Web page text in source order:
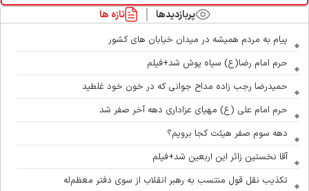
پربازدیدها تازه ها
پیام به مردم همیشه در میدان خیابان های کشور
حرم امام رضا(ع) سیاه پوش شد+فیلم
حمیدرضا رجب زاده مداح جوانی که در خون خود غلطید
حرم امام علی (ع) مهیای عزاداری دهه آخر صفر شد
دهه سوم صفر هیئت کجا برویم؟
آقا نخستین زائر این اربعین شد+فیلم
تکذیب نقل قول منتسب به رهبر انقلاب از سوی دفتر معظم‌له